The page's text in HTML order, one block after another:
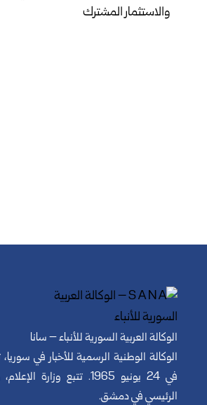
الوكالة العربية السورية للأنباء – سانا
الوكالة الوطنية الرسمية للأخبار في
في 24 يونيو 1965. تتبع وزارة
الرئيسي في دمشق.